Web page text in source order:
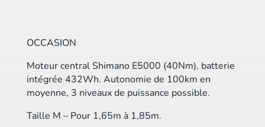
OCCASION
Moteur central Shimano E5000 (40Nm), batterie
intégrée 432Wh. Autonomie de 100km en
moyenne, 3 niveaux de puissance possible.
Taille M – Pour 1,65m à 1,85m.